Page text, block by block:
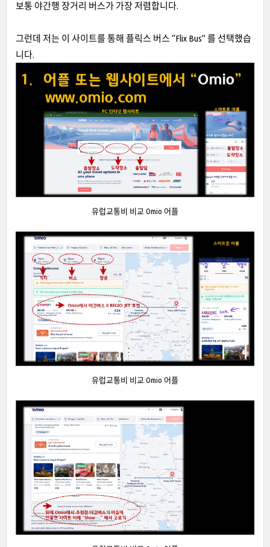
보통 야간행 장거리 버스가 가장 저렴합니다.
그런데 저는 이 사이트를 통해 플릭스 버스 “Flix Bus” 를 선택했습
니다.
유럽교통비 비교 Omio 어플
유럽교통비 비교 Omio 어플